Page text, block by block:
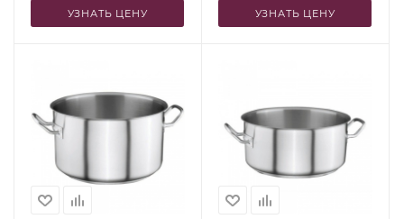
УЗНАТЬ ЦЕНУ УЗНАТЬ ЦЕНУ